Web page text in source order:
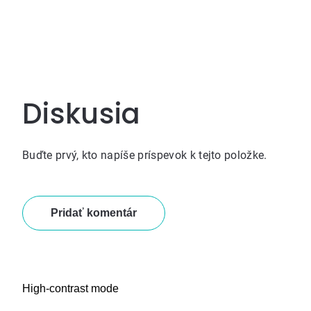
Diskusia
Buďte prvý, kto napíše príspevok k tejto položke.
Pridať komentár
High-contrast mode